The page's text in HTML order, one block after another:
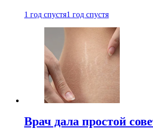
1 год спустя1 год спустя
Врач дала простой